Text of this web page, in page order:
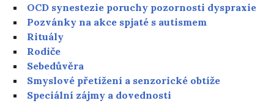
OCD synestezie poruchy pozornosti dyspraxie
Pozvánky na akce spjaté s autismem
Rituály
Rodiče
Sebedůvěra
Smyslové přetížení a senzorické obtíže
Speciální zájmy a dovednosti